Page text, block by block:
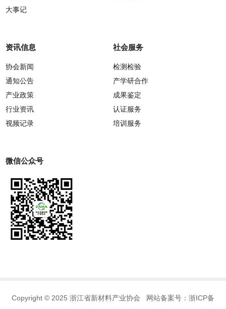
大事记
资讯信息
协会新闻
通知公告
产业政策
行业资讯
视频记录
社会服务
检测检验
产学研合作
成果鉴定
认证服务
培训服务
微信公众号
Copyright © 2025 浙江省新材料产业协会 网站备案号： 浙ICP备